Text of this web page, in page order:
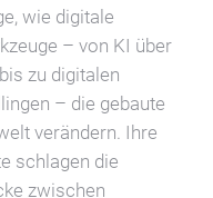
wie digitale
– von KI über
zu digitalen
– die gebaute
verändern. Ihre
schlagen die
zwischen